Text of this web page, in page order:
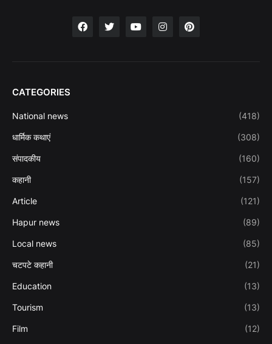
CATEGORIES
National news (418)
धार्मिक कथाएं (308)
संपादकीय (160)
कहानी (157)
Article (121)
Hapur news (89)
Local news (85)
चटपटे कहानी (21)
Education (13)
Tourism (13)
Film (12)